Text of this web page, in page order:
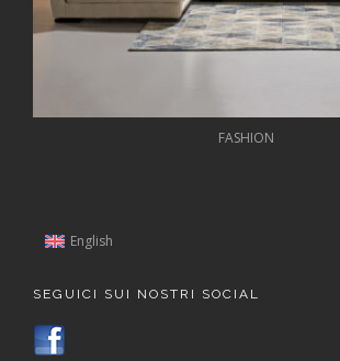
FASHION
English
SEGUICI SUI NOSTRI SOCIAL